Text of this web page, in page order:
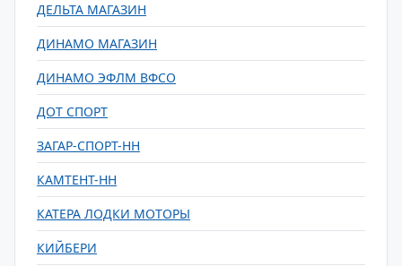
ДЕЛЬТА МАГАЗИН
ДИНАМО МАГАЗИН
ДИНАМО ЭФЛМ ВФСО
ДОТ СПОРТ
ЗАГАР-СПОРТ-НН
КАМТЕНТ-НН
КАТЕРА ЛОДКИ МОТОРЫ
КИЙБЕРИ